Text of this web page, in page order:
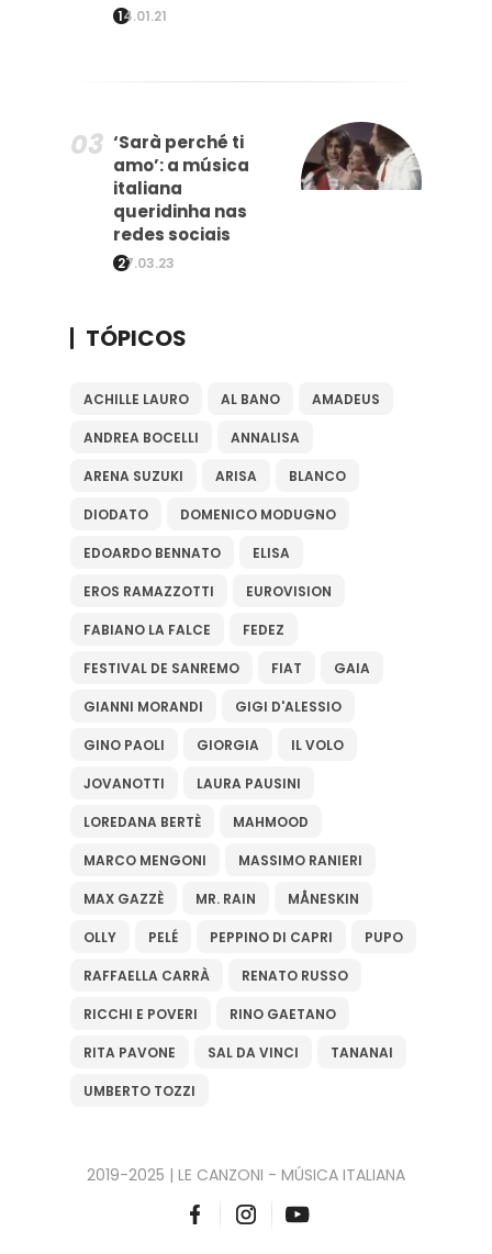
14.01.21
‘Sarà perché ti
amo’: a música
italiana
queridinha nas
redes sociais
27.03.23
TÓPICOS
ACHILLE LAURO AL BANO AMADEUS
ANDREA BOCELLI ANNALISA
ARENA SUZUKI ARISA BLANCO
DIODATO DOMENICO MODUGNO
EDOARDO BENNATO ELISA
EROS RAMAZZOTTI EUROVISION
FABIANO LA FALCE FEDEZ
FESTIVAL DE SANREMO FIAT GAIA
GIANNI MORANDI GIGI D'ALESSIO
GINO PAOLI GIORGIA IL VOLO
JOVANOTTI LAURA PAUSINI
LOREDANA BERTÈ MAHMOOD
MARCO MENGONI MASSIMO RANIERI
MAX GAZZÈ MR. RAIN MÅNESKIN
OLLY PELÉ PEPPINO DI CAPRI PUPO
RAFFAELLA CARRÀ RENATO RUSSO
RICCHI E POVERI RINO GAETANO
RITA PAVONE SAL DA VINCI TANANAI
UMBERTO TOZZI
2019-2025 | LE CANZONI - MÚSICA ITALIANA